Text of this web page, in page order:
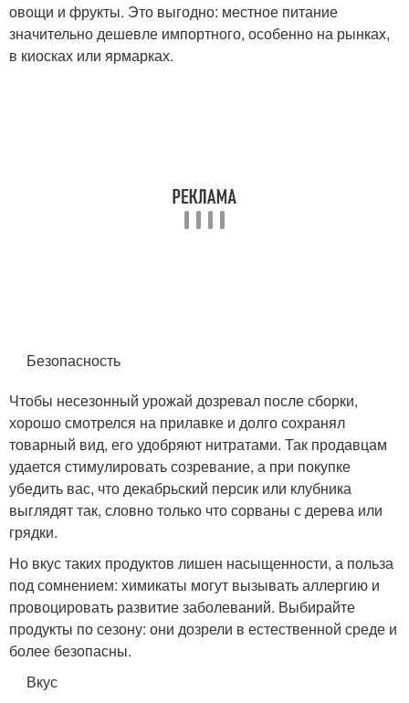
овощи и фрукты. Это выгодно: местное питание
значительно дешевле импортного, особенно на рынках,
в киосках или ярмарках.
Безопасность
Чтобы несезонный урожай дозревал после сборки,
хорошо смотрелся на прилавке и долго сохранял
товарный вид, его удобряют нитратами. Так продавцам
удается стимулировать созревание, а при покупке
убедить вас, что декабрьский персик или клубника
выглядят так, словно только что сорваны с дерева или
грядки.
Но вкус таких продуктов лишен насыщенности, а польза
под сомнением: химикаты могут вызывать аллергию и
провоцировать развитие заболеваний. Выбирайте
продукты по сезону: они дозрели в естественной среде и
более безопасны.
Вкус